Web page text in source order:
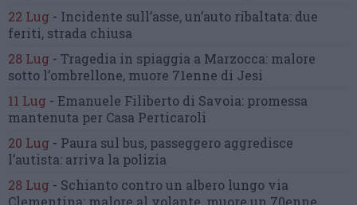
22 Lug - Incidente sull’asse, un’auto ribaltata: due
feriti, strada chiusa
28 Lug - Tragedia in spiaggia a Marzocca: malore
sotto l’ombrellone, muore 71enne di Jesi
11 Lug - Emanuele Filiberto di Savoia: promessa
mantenuta per Casa Perticaroli
20 Lug - Paura sul bus, passeggero aggredisce
l’autista: arriva la polizia
28 Lug - Schianto contro un albero lungo via
Clementina: malore al volante, muore un 70enne